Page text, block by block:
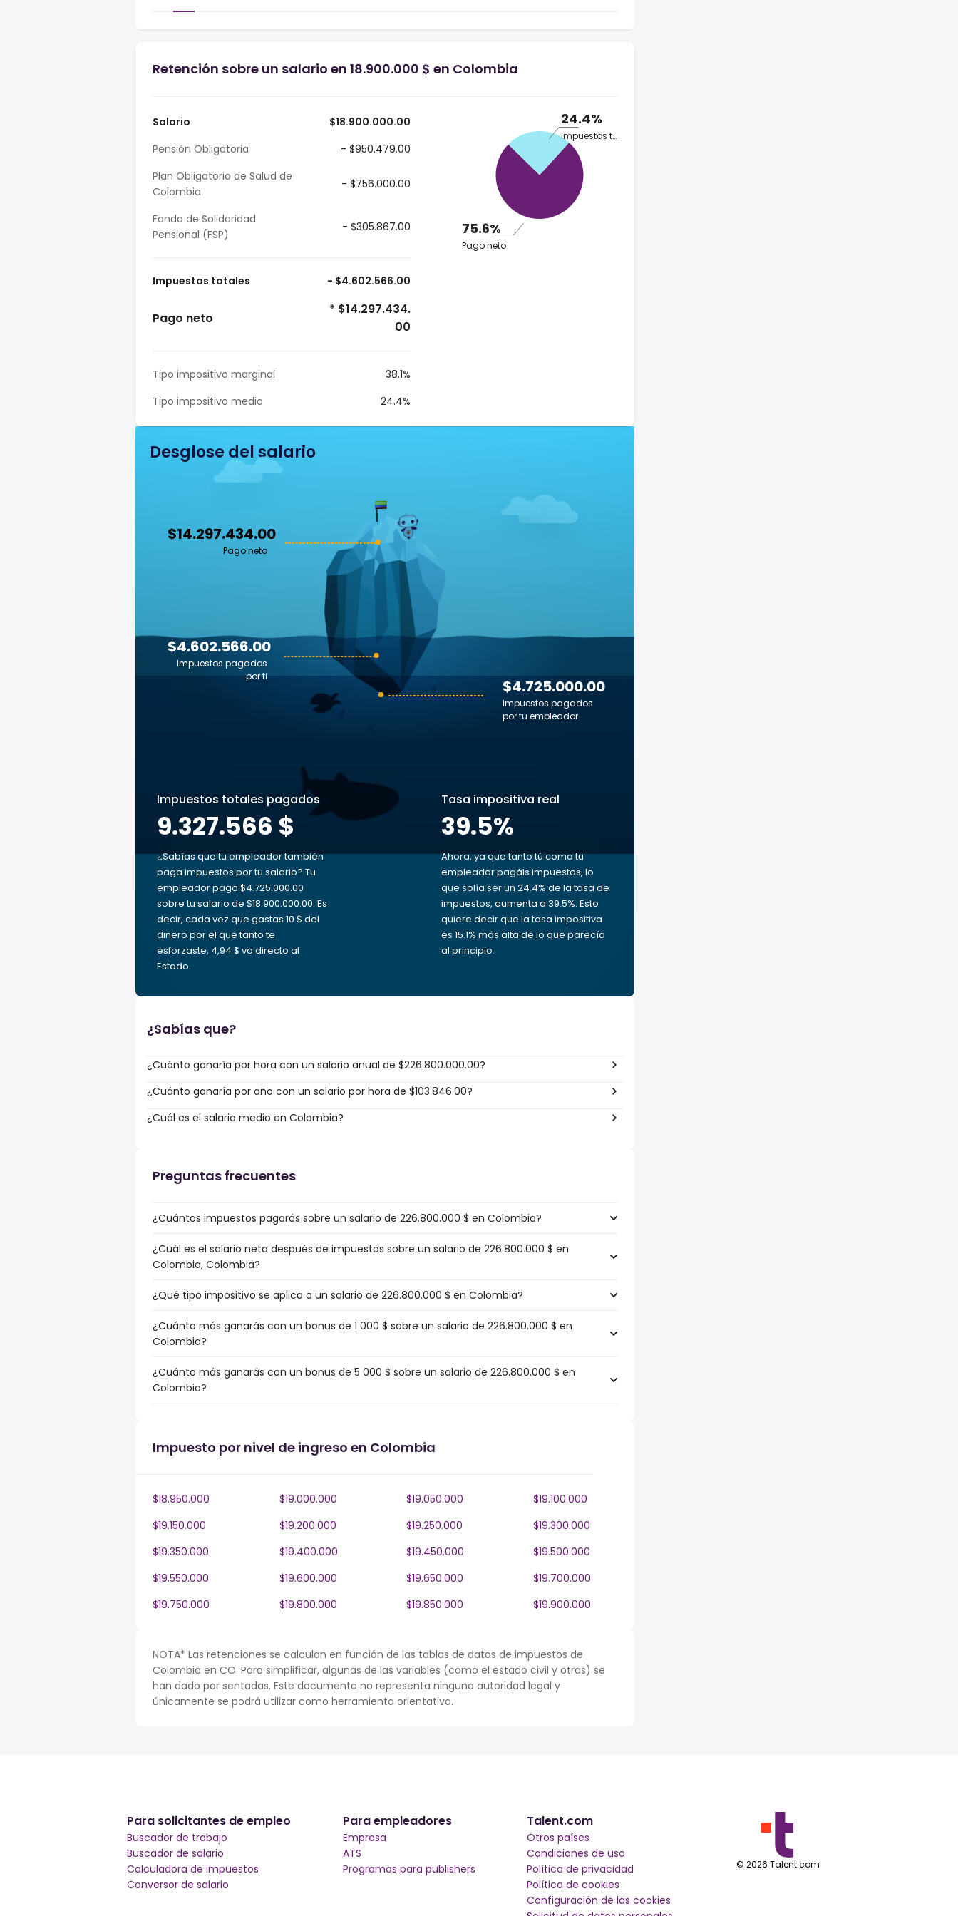
Retención sobre un salario en 18.900.000 $ en Colombia
Salario
$18.900.000.00
Pensión Obligatoria
- $950.479.00
Plan Obligatorio de Salud de
Colombia
- $756.000.00
Fondo de Solidaridad
Pensional (FSP)
- $305.867.00
Impuestos totales - $4.602.566.00
Pago neto
* $14.297.434.
00
Tipo impositivo marginal
38.1%
Tipo impositivo medio
24.4%
24.4%
Impuestos totales
75.6%
Pago neto
Desglose del salario
$14.297.434.00
Pago neto
$4.725.000.00
Impuestos pagados
por tu empleador
$4.602.566.00
Impuestos pagados
por ti
Impuestos totales pagados
9.327.566 $
¿Sabías que tu empleador también
paga impuestos por tu salario? Tu
empleador paga $4.725.000.00
sobre tu salario de $18.900.000.00. Es
decir, cada vez que gastas 10 $ del
dinero por el que tanto te
esforzaste, 4,94 $ va directo al
Estado.
Tasa impositiva real
39.5%
Ahora, ya que tanto tú como tu
empleador pagáis impuestos, lo
que solía ser un 24.4% de la tasa de
impuestos, aumenta a 39.5%. Esto
quiere decir que la tasa impositiva
es 15.1% más alta de lo que parecía
al principio.
¿Sabías que?
¿Cuánto ganaría por hora con un salario anual de $226.800.000.00?
¿Cuánto ganaría por año con un salario por hora de $103.846.00?
¿Cuál es el salario medio en Colombia?
Preguntas frecuentes
¿Cuántos impuestos pagarás sobre un salario de 226.800.000 $ en Colombia?
¿Cuál es el salario neto después de impuestos sobre un salario de 226.800.000 $ en
Colombia, Colombia?
¿Qué tipo impositivo se aplica a un salario de 226.800.000 $ en Colombia?
¿Cuánto más ganarás con un bonus de 1 000 $ sobre un salario de 226.800.000 $ en
Colombia?
¿Cuánto más ganarás con un bonus de 5 000 $ sobre un salario de 226.800.000 $ en
Colombia?
Impuesto por nivel de ingreso en Colombia
$18.950.000 $19.000.000 $19.050.000
$19.100.000
$19.150.000
$19.200.000 $19.250.000
$19.300.000
$19.350.000
$19.400.000 $19.450.000
$19.500.000
$19.550.000
$19.600.000 $19.650.000
$19.700.000
$19.750.000
$19.800.000 $19.850.000 $19.900.000
NOTA* Las retenciones se calculan en función de las tablas de datos de impuestos de
Colombia en CO. Para simplificar, algunas de las variables (como el estado civil y otras) se
han dado por sentadas. Este documento no representa ninguna autoridad legal y
únicamente se podrá utilizar como herramienta orientativa.
Para solicitantes de empleo
Buscador de trabajo
Buscador de salario
Calculadora de impuestos
Conversor de salario
Para empleadores
Empresa
ATS
Programas para publishers
Talent.com
Otros países
Condiciones de uso
Política de privacidad
Política de cookies
Configuración de las cookies
© 2026 Talent.com